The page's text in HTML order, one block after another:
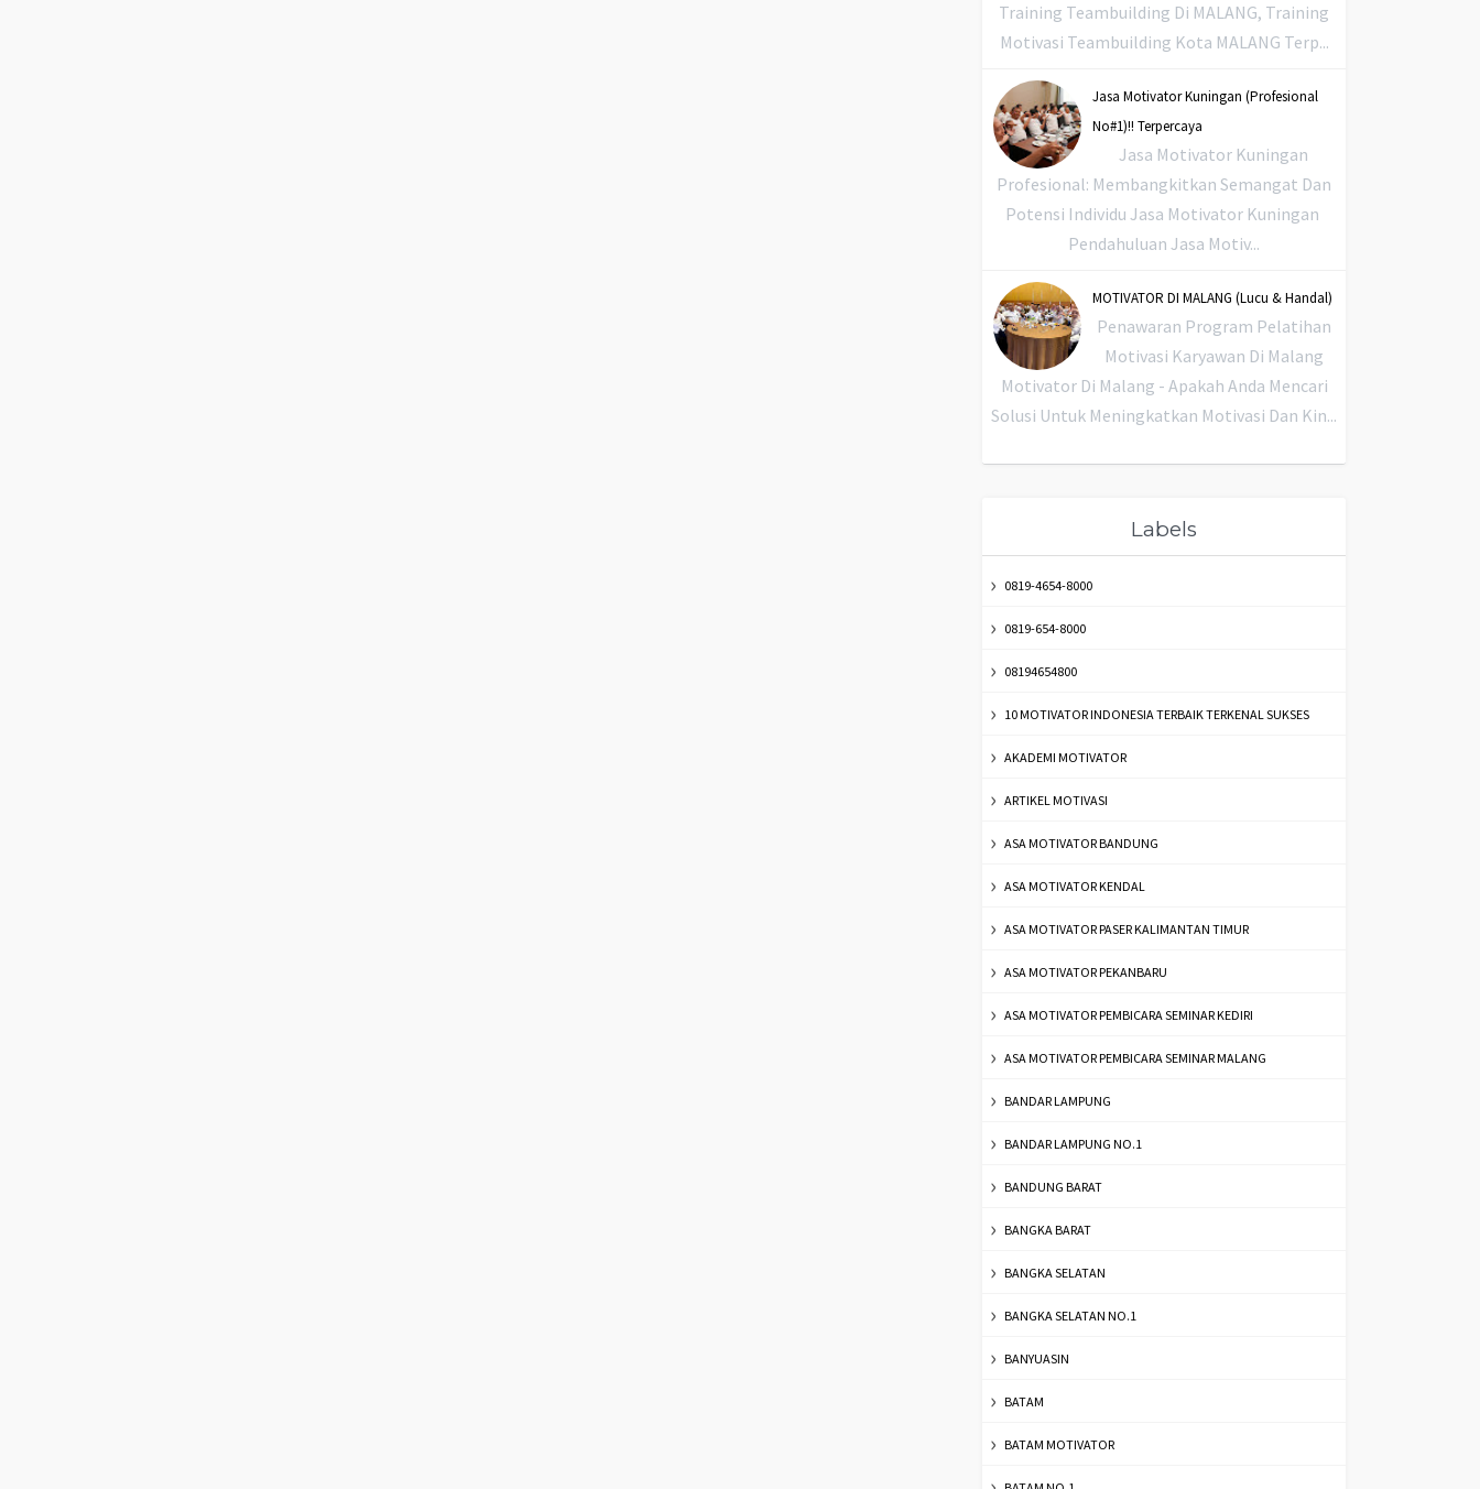
Training Teambuilding Di MALANG, Training
Motivasi Teambuilding Kota MALANG Terp...
Jasa Motivator Kuningan (Profesional
No#1)!! Terpercaya
Jasa Motivator Kuningan
Profesional: Membangkitkan Semangat Dan
Potensi Individu Jasa Motivator Kuningan
Pendahuluan Jasa Motiv...
MOTIVATOR DI MALANG (Lucu & Handal)
Penawaran Program Pelatihan
Motivasi Karyawan Di Malang
Motivator Di Malang - Apakah Anda Mencari
Solusi Untuk Meningkatkan Motivasi Dan Kin...
Labels
0819-4654-8000
0819-654-8000
08194654800
10 MOTIVATOR INDONESIA TERBAIK TERKENAL SUKSES
AKADEMI MOTIVATOR
ARTIKEL MOTIVASI
ASA MOTIVATOR BANDUNG
ASA MOTIVATOR KENDAL
ASA MOTIVATOR PASER KALIMANTAN TIMUR
ASA MOTIVATOR PEKANBARU
ASA MOTIVATOR PEMBICARA SEMINAR KEDIRI
ASA MOTIVATOR PEMBICARA SEMINAR MALANG
BANDAR LAMPUNG
BANDAR LAMPUNG NO.1
BANDUNG BARAT
BANGKA BARAT
BANGKA SELATAN
BANGKA SELATAN NO.1
BANYUASIN
BATAM
BATAM MOTIVATOR